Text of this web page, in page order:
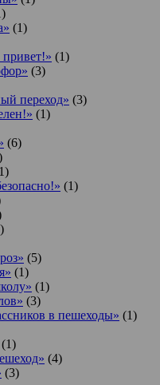
(1)
(1)
(3)
переход» (3)
(1)
(6)
(1)
(5)
(1)
(1)
(3)
в пешеходы» (1)
(1)
(4)
(3)